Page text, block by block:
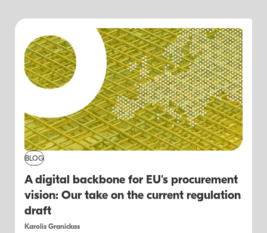
BLOG
A digital backbone for EU's procurement
vision: Our take on the current regulation
draft
Karolis Granickas